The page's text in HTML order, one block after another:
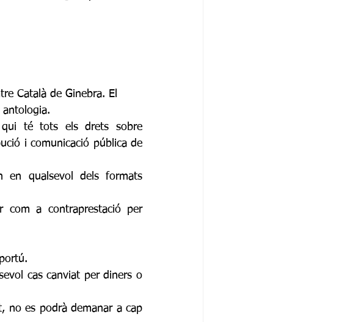
Català de Ginebra. El
antologia.
té tots els drets sobre
i comunicació pública de
en qualsevol dels formats
com a contraprestació per
cas canviat per diners o
no es podrà demanar a cap